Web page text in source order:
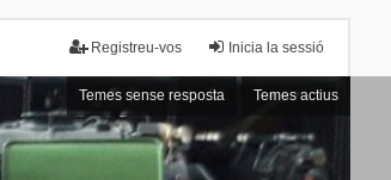
Inicia la sessió
Registreu-vos
Temes sense resposta Temes actius